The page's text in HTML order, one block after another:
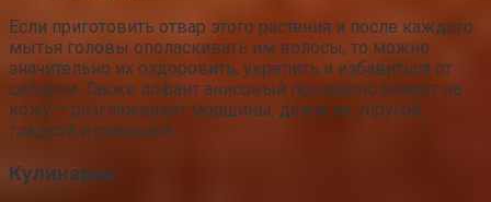
Если приготовить отвар этого растения и после каждого
мытья головы ополаскивать им волосы, то можно
значительно их оздоровить, укрепить и избавиться от
себореи. Также лофант анисовый прекрасно влияет на
кожу – разглаживает морщины, делая ее упругой,
гладкой и сияющей.
Кулинария